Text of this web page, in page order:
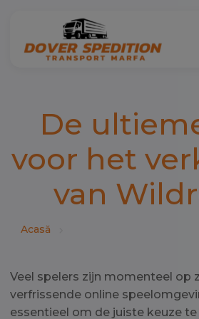
De
voor het
van
Acasă
Veel spelers zijn momenteel op
verfrissende online
essentieel om de juiste keuze